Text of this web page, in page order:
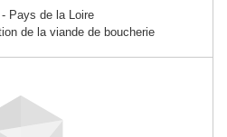
Pays de la Loire
de la viande de boucherie